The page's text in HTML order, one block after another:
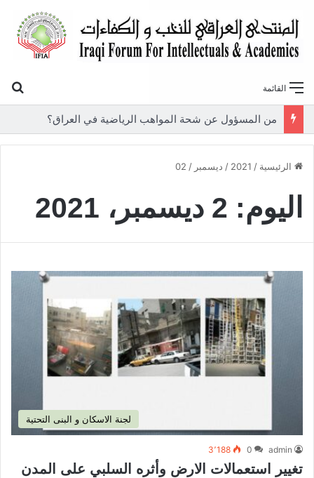
القائمة
من المسؤول عن شحة المواهب الرياضية في العراق؟
الرئيسية /
2021
/ ديسمبر /
02
اليوم: 2 ديسمبر، 2021
لجنة الاسكان و البنى التحتية
admin
0 3٬188
تغيير استعمالات الارض وأثره السلبي على المدن